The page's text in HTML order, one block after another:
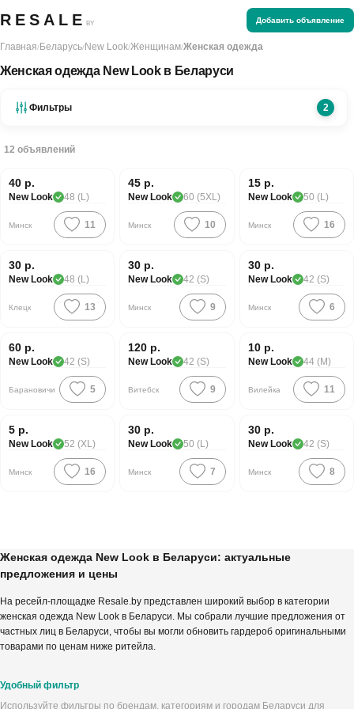
RESALE BY Добавить объявление
Главная/Беларусь/New Look/Женщинам/Женская одежда
Женская одежда New Look в Беларуси
Фильтры 2
12 объявлений
40 р.
New Look 48 (L)
Минск 11
45 р.
New Look 60 (5XL)
Минск 10
15 р.
New Look 50 (L)
Минск 16
Хорошая цена
30 р.
New Look 48 (L)
Клецк 13
Хорошая цена
30 р.
New Look 42 (S)
Минск 9
30 р.
New Look 42 (S)
Минск 6
60 р.
New Look 42 (S)
Барановичи 5
120 р.
New Look 42 (S)
Витебск 9
Хорошая цена
10 р.
New Look 44 (M)
Вилейка 11
Хорошая цена
5 р.
New Look 52 (XL)
Минск 16
Хорошая цена
30 р.
New Look 50 (L)
Минск 7
Хорошая цена
30 р.
New Look 42 (S)
Минск 8
Женская одежда New Look в Беларуси: актуальные
предложения и цены
На ресейл-площадке Resale.by представлен широкий выбор в категории
женская одежда New Look в Беларуси. Мы собрали лучшие предложения от
частных лиц в Беларуси, чтобы вы могли обновить гардероб оригинальными
товарами по ценам ниже ритейла.
Удобный фильтр
Используйте фильтры по брендам, категориям и городам Беларуси для